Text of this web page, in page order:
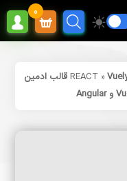
0
»
Vuely قالب ادمین